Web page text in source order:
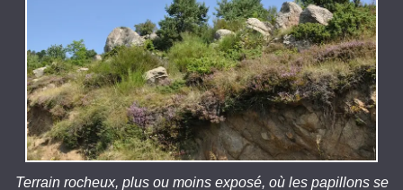
Terrain rocheux, plus ou moins exposé, où les papillons se